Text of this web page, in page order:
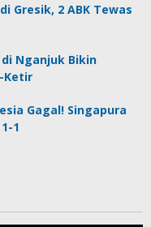
Gresik, 2 ABK Tewas
Nganjuk Bikin
Ketir
Gagal! Singapura
1